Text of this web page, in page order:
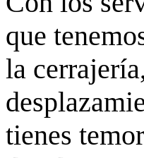
que
la
tienes